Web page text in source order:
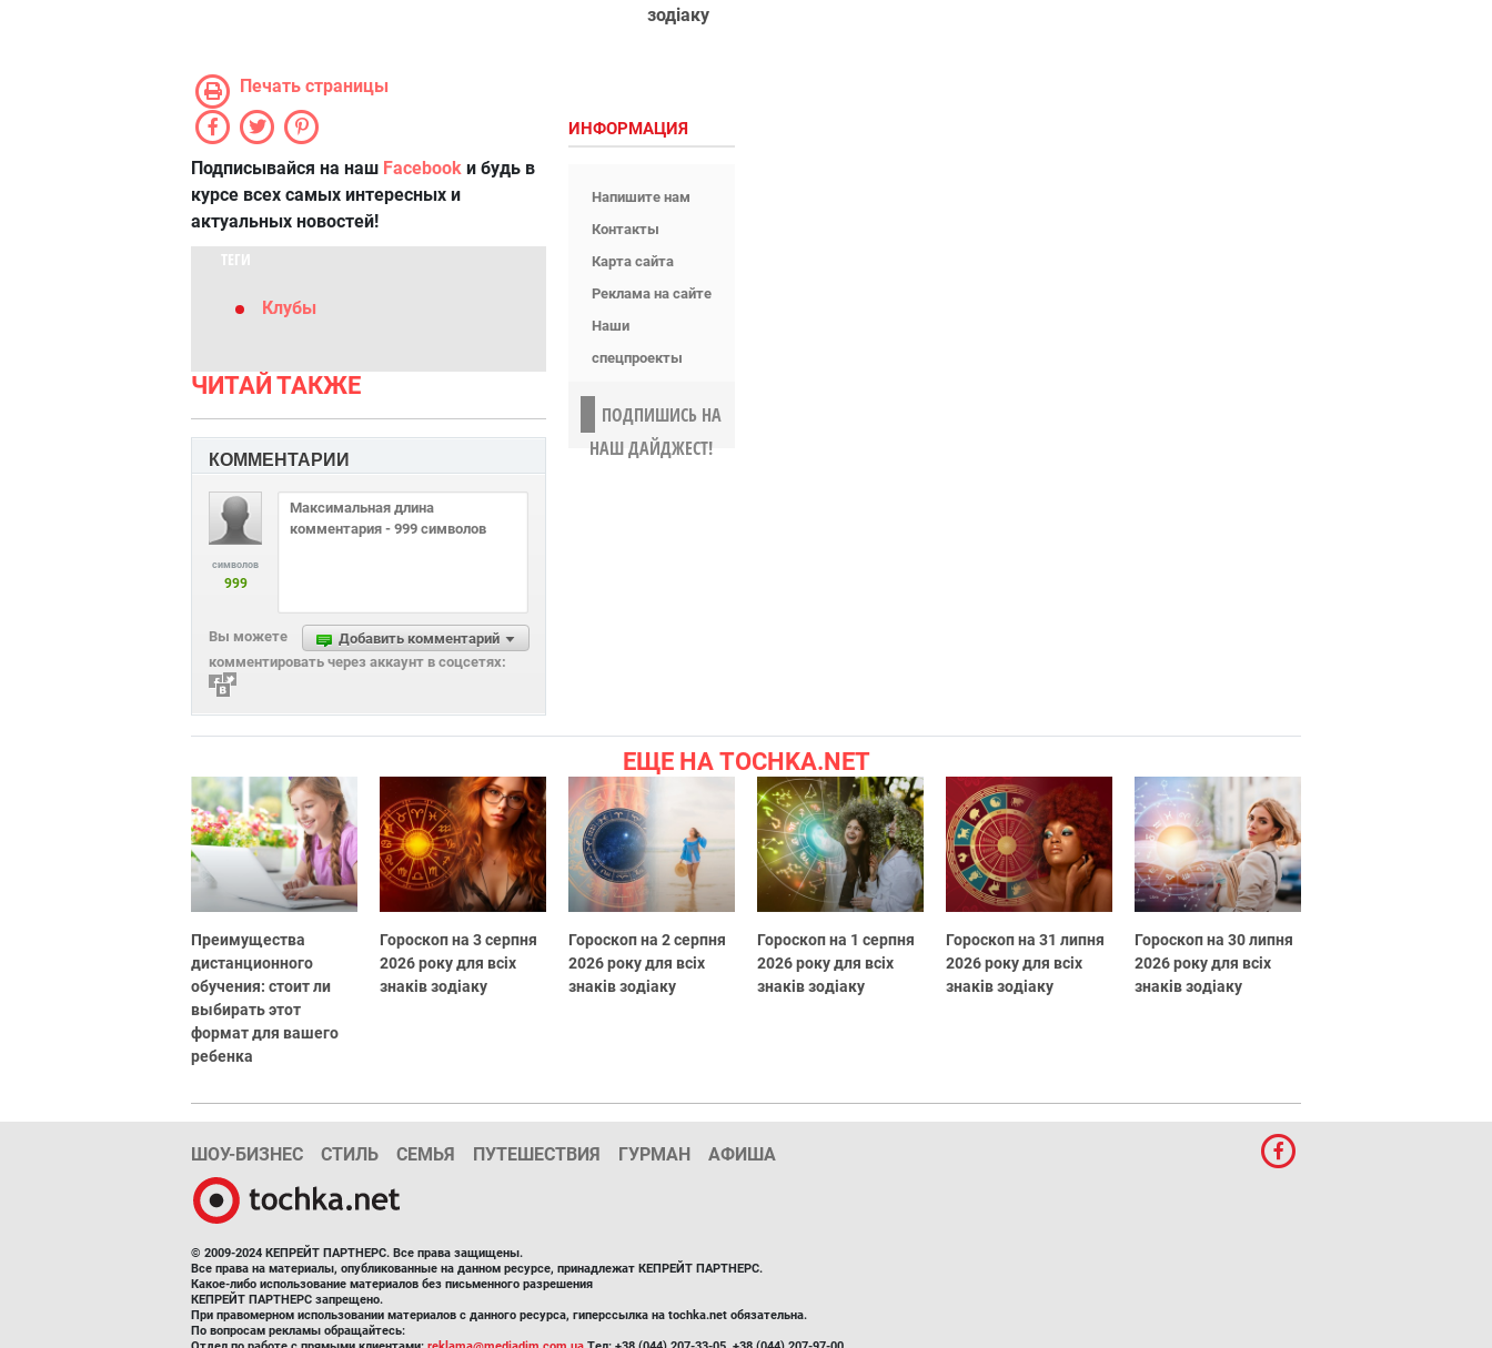
Печать страницы
Подписывайся на наш Facebook и будь в
курсе всех самых интересных и
актуальных новостей!
ТЕГИ
Клубы
ЧИТАЙ ТАКЖЕ
КОММЕНТАРИИ
символов
999
Добавить комментарий
Вы можете
комментировать через аккаунт в соцсетях:
зодіаку
ИНФОРМАЦИЯ
Напишите нам
Контакты
Карта сайта
Реклама на сайте
Наши
спецпроекты
ПОДПИШИСЬ НА
НАШ ДАЙДЖЕСТ!
ЕЩЕ НА TOCHKA.NET
Преимущества
дистанционного
обучения: стоит ли
выбирать этот
формат для вашего
ребенка
Гороскоп на 3 серпня
2026 року для всіх
знаків зодіаку
Гороскоп на 2 серпня
2026 року для всіх
знаків зодіаку
Гороскоп на 1 серпня
2026 року для всіх
знаків зодіаку
Гороскоп на 31 липня
2026 року для всіх
знаків зодіаку
Гороскоп на 30 липня
2026 року для всіх
знаків зодіаку
ШОУ-БИЗНЕС СТИЛЬ СЕМЬЯ ПУТЕШЕСТВИЯ ГУРМАН АФИША
© 2009-2024 КЕПРЕЙТ ПАРТНЕРС. Все права защищены.
Все права на материалы, опубликованные на данном ресурсе, принадлежат КЕПРЕЙТ ПАРТНЕРС.
Какое-либо использование материалов без письменного разрешения
КЕПРЕЙТ ПАРТНЕРС запрещено.
При правомерном использовании материалов с данного ресурса, гиперссылка на tochka.net обязательна.
По вопросам рекламы обращайтесь: